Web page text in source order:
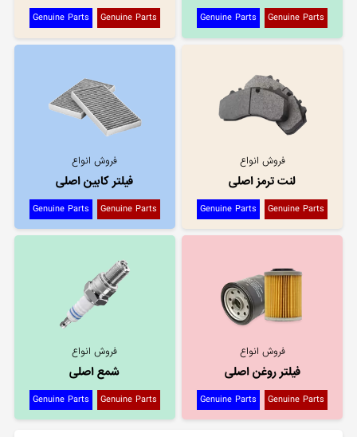
Genuine Parts
Genuine Parts
Genuine Parts
Genuine Parts
فروش انواع
لنت ترمز اصلی
Genuine Parts
Genuine Parts
فروش انواع
فیلتر کابین اصلی
Genuine Parts
Genuine Parts
فروش انواع
فیلتر روغن اصلی
Genuine Parts
Genuine Parts
فروش انواع
شمع اصلی
Genuine Parts
Genuine Parts